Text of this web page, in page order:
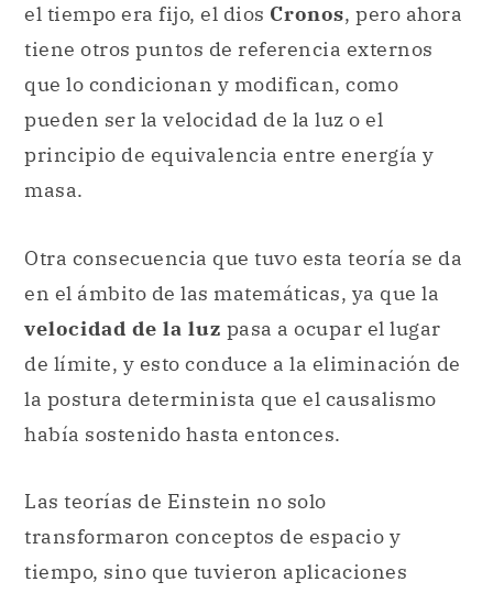
el tiempo era fijo, el dios Cronos, pero ahora
tiene otros puntos de referencia externos
que lo condicionan y modifican, como
pueden ser la velocidad de la luz o el
principio de equivalencia entre energía y
masa.
Otra consecuencia que tuvo esta teoría se da
en el ámbito de las matemáticas, ya que la
velocidad de la luz pasa a ocupar el lugar
de límite, y esto conduce a la eliminación de
la postura determinista que el causalismo
había sostenido hasta entonces.
Las teorías de Einstein no solo
transformaron conceptos de espacio y
tiempo, sino que tuvieron aplicaciones